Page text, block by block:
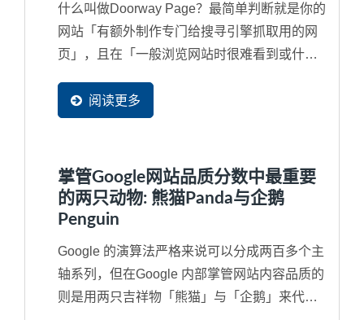
什么叫做Doorway Page？最简单判断就是你的
网站「有额外制作专门给搜寻引擎抓取用的网
页」，且在「一般浏览网站时很难看到或什至
（Domain...
阅读更多
掌管Google网站品质分数中最重要
的两只动物: 熊猫Panda与企鹅
Penguin
Google 的演算法严格来说可以分成两百多个主
轴系列，但在Google 内部掌管网站内容品质的
则是用两只吉祥物「熊猫」与「企鹅」来代